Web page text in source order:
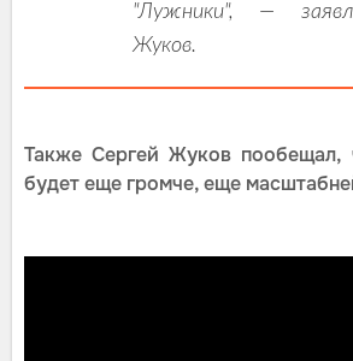
"Лужники", —
Жуков.
Также Сергей Жуков
будет еще громче, еще